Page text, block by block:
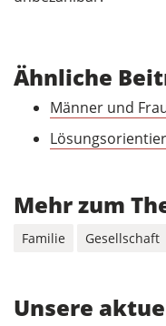
Ähnliche
Männer und
Mehr zum
Familie Gesellschaft
Unsere